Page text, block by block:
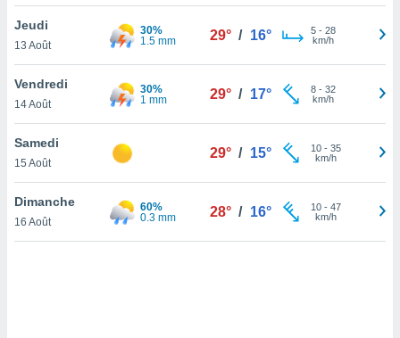
votre
à
en
le
Jeudi
13 Août
30%
1.5 mm
29° / 16° 5- 28
km/h
Vendredi
14 Août
30%
1 mm
29° / 17° 8- 32
km/h
Samedi
15 Août
29° / 15° 10- 35
km/h
Dimanche
16 Août
60%
0.3 mm
28° / 16° 10- 47
km/h